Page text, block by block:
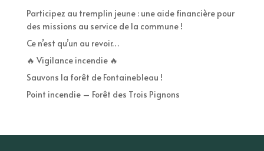
Participez au tremplin jeune : une aide financière pour
des missions au service de la commune !
Ce n’est qu’un au revoir…
🔥 Vigilance incendie 🔥
Sauvons la forêt de Fontainebleau !
Point incendie – Forêt des Trois Pignons